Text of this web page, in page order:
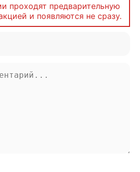
проходят предварительную
и появляются не сразу.